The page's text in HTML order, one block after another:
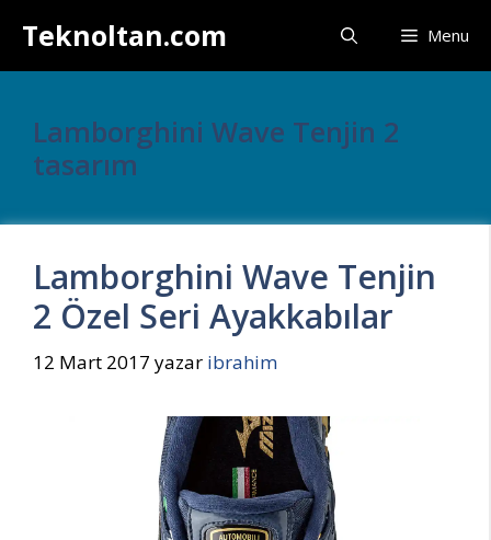
atlaTeknoltan.com Menu
Lamborghini Wave Tenjin 2
tasarım
Lamborghini Wave Tenjin
2 Özel Seri Ayakkabılar
12 Mart 2017 yazar ibrahim